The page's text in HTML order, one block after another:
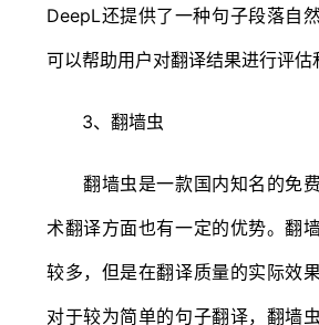
DeepL还提供了一种句子段落自
可以帮助用户对翻译结果进行评估
3、翻墙虫
翻墙虫是一款国内知名的免
术翻译方面也有一定的优势。翻
较多，但是在翻译质量的实际效
对于较为简单的句子翻译，翻墙